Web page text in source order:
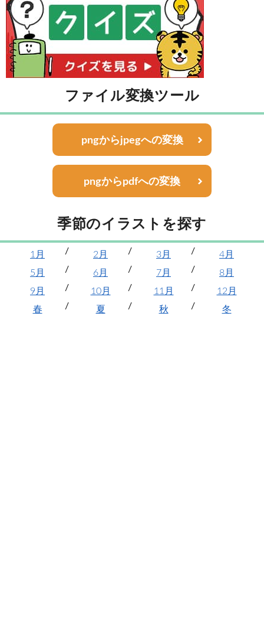
ファイル変換ツール
pngからjpegへの変換
pngからpdfへの変換
季節のイラストを探す
1月 2月 3月
4月
5月
6月 7月
8月
9月
10月 11月
12月
春
夏 秋 冬